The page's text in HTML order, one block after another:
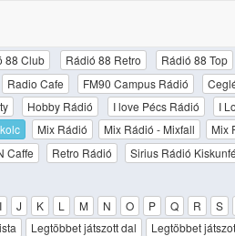
88 Club Rádió 88 Retro Rádió 88 Top
Radio Cafe FM90 Campus Rádió
Hobby Rádió I love Pécs Rádió I
Mix Rádió Mix Rádió - Mixfall Mix
Caffe Retro Rádió Sirius Rádió
I J K L M N O P Q R S
Legtöbbet játszott dal Legtöbbet